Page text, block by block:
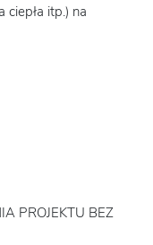
itp.) na
PROJEKTU BEZ